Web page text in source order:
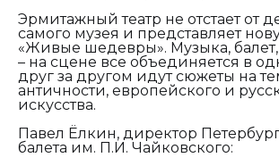
Эрмитажный театр не отстает от
самого музея и представляет
«Живые шедевры». Музыка,
– на сцене все объединяется в
друг за другом идут сюжеты на
античности, европейского и
искусства.
Павел Ёлкин, директор
балета им. П.И. Чайковского: